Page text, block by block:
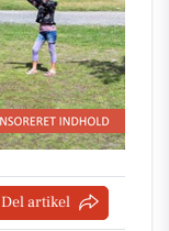
Del artikel